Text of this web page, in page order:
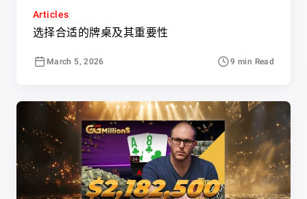
Articles
选择合适的牌桌及其重要性
March 5, 2026 9 min Read